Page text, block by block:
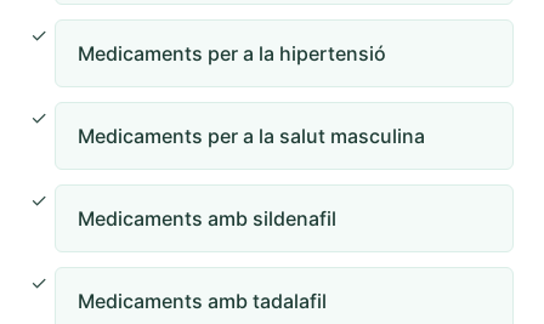
Medicaments per a la hipertensió
Medicaments per a la salut masculina
Medicaments amb sildenafil
Medicaments amb tadalafil